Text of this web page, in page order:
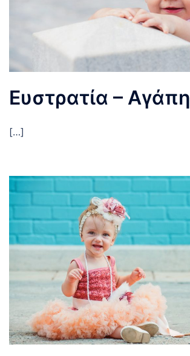
Ευστρατία – Αγάπη
[…]